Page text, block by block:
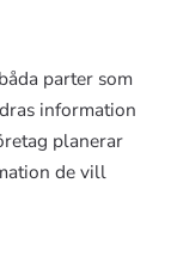
parter som
information
planerar
de vill